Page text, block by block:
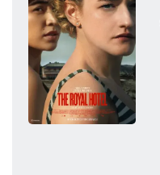
ROZRYWKA
W KINACH
GASTRONOMIA